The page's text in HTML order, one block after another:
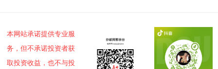
本网站承诺提供专业服
务，但不承诺投资者获
取投资收益，也不与投